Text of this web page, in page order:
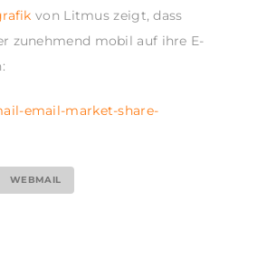
von Litmus zeigt, dass
zunehmend mobil auf ihre E-
WEBMAIL